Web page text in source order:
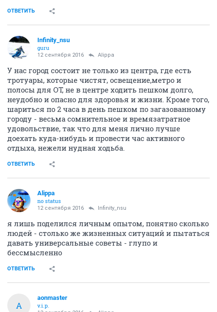
ОТВЕТИТЬ
Infinity_nsu
guru
12 сентября 2016 Alippa
У нас город состоит не только из центра, где есть
тротуары, которые чистят, освещение,метро и
полосы для ОТ, не в центре ходить пешком долго,
неудобно и опасно для здоровья и жизни. Кроме того,
шариться по 2 часа в день пешком по загазованному
городу - весьма сомнительное и времязатратное
удовольствие, так что для меня лично лучше
доехать куда-нибудь и провести час активного
отдыха, нежели нудная ходьба.
ОТВЕТИТЬ
Alippa
no status
12 сентября 2016 Infinity_nsu
я лишь поделился личным опытом, понятно сколько
людей - столько же жизненных ситуаций и пытаться
давать универсальные советы - глупо и
бессмысленно
ОТВЕТИТЬ
A
aonmaster
v.i.p.